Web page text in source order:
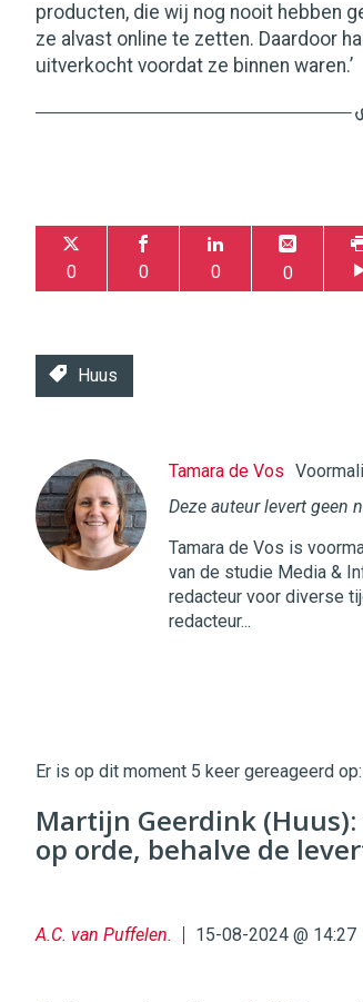
producten, die wij nog nooit hebben
ze alvast online te zetten. Daardoor
uitverkocht voordat ze binnen waren.’
0 0 0 0
Huus
Tamara de Vos
Deze auteur levert geen
Tamara de Vos is
van de studie Media &
redacteur voor diverse
redacteur...
Twinkle
|
Digital
Commercehttps://twinklemagazine.nl
Er is op dit moment 5 keer gereageerd op:
Martijn Geerdink
op orde, behalve de
A.C. van Puffelen. 15-08-2024 @ 14:27